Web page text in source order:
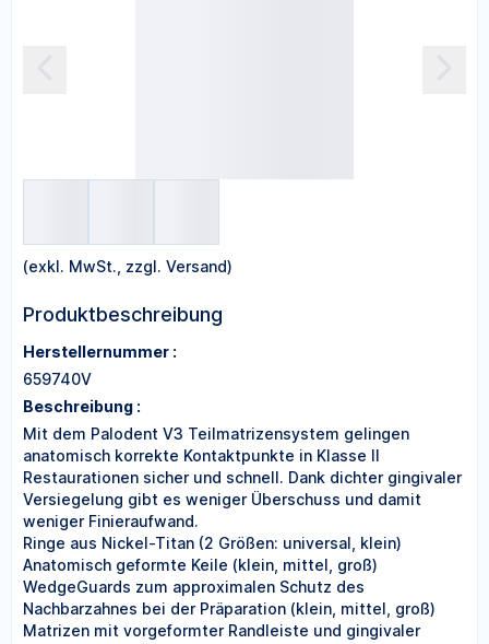
(exkl. MwSt., zzgl. Versand)
Produktbeschreibung
Herstellernummer :
659740V
Beschreibung :
Mit dem Palodent V3 Teilmatrizensystem gelingen
anatomisch korrekte Kontaktpunkte in Klasse II
Restaurationen sicher und schnell. Dank dichter gingivaler
Versiegelung gibt es weniger Überschuss und damit
weniger Finieraufwand.
Ringe aus Nickel-Titan (2 Größen: universal, klein)
Anatomisch geformte Keile (klein, mittel, groß)
WedgeGuards zum approximalen Schutz des
Nachbarzahnes bei der Präparation (klein, mittel, groß)
Matrizen mit vorgeformter Randleiste und gingivaler